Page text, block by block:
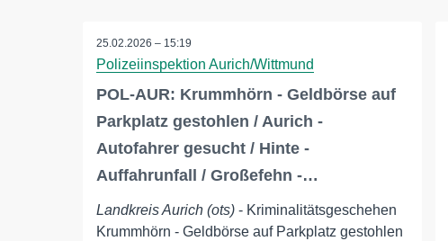
25.02.2026 – 15:19
Polizeiinspektion Aurich/Wittmund
POL-AUR: Krummhörn - Geldbörse auf
Parkplatz gestohlen / Aurich -
Autofahrer gesucht / Hinte -
Auffahrunfall / Großefehn -…
Landkreis Aurich (ots) - Kriminalitätsgeschehen
Krummhörn - Geldbörse auf Parkplatz gestohlen